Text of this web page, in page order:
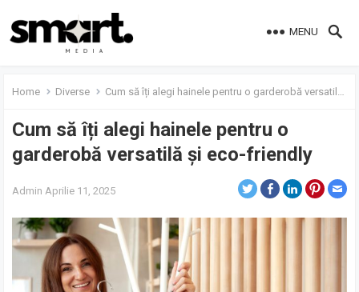
MENU
Home Diverse Cum să îți alegi hainele pentru o garderobă versatilă și eco-friendly
Cum să îți alegi hainele pentru o
garderobă versatilă și eco-friendly
Admin Aprilie 11, 2025